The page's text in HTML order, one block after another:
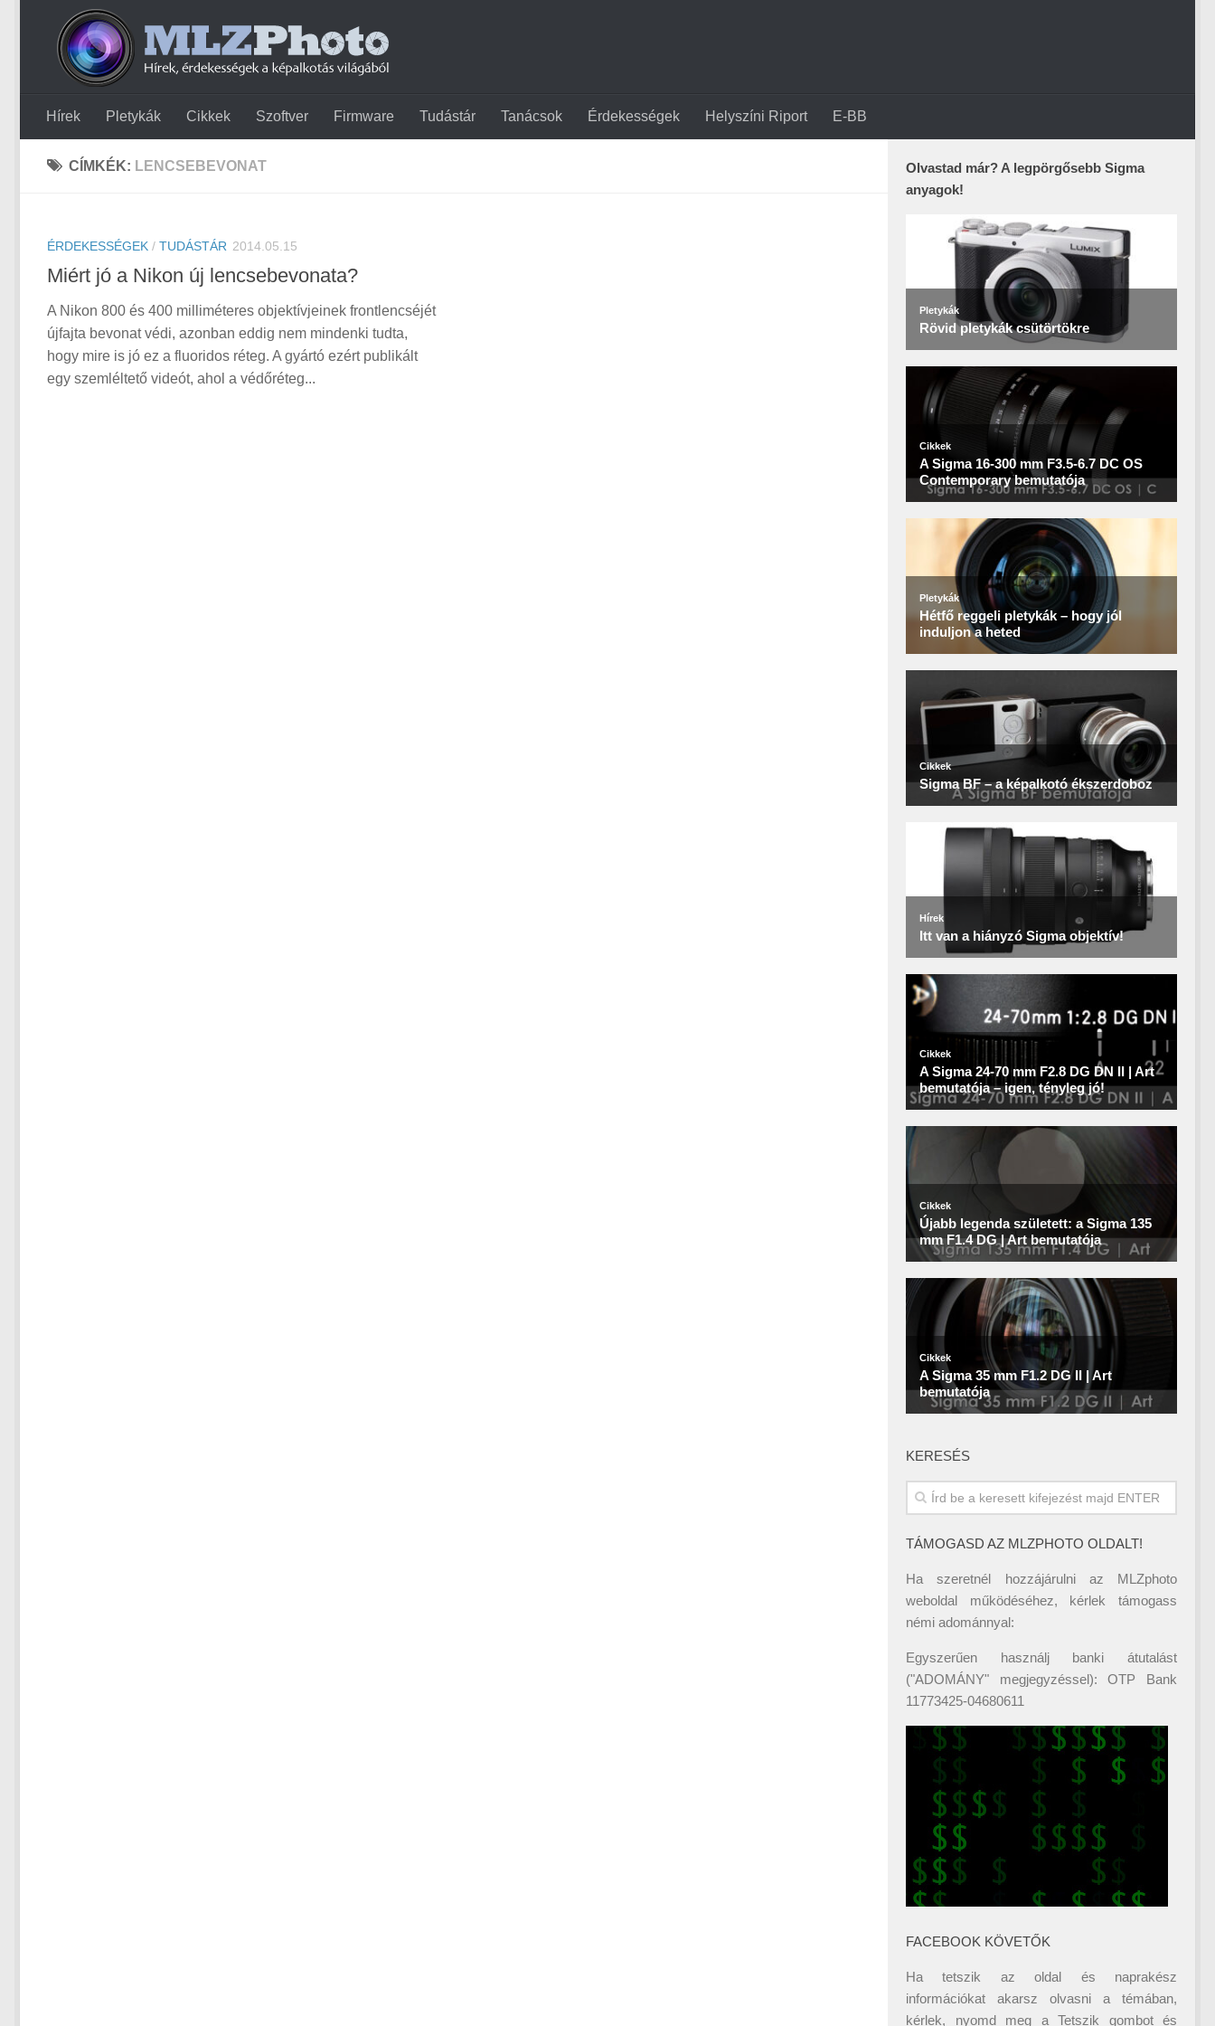
Hírek Pletykák Cikkek Szoftver Firmware Tudástár Tanácsok Érdekességek Helyszíni Riport E-BB
CÍMKÉK: LENCSEBEVONAT
ÉRDEKESSÉGEK / TUDÁSTÁR 2014.05.15
Miért jó a Nikon új lencsebevonata?
A Nikon 800 és 400 milliméteres objektívjeinek frontlencséjét
újfajta bevonat védi, azonban eddig nem mindenki tudta,
hogy mire is jó ez a fluoridos réteg. A gyártó ezért publikált
egy szemléltető videót, ahol a védőréteg...
Olvastad már? A legpörgősebb Sigma
anyagok!
KERESÉS
TÁMOGASD AZ MLZPHOTO OLDALT!
Ha szeretnél hozzájárulni az MLZphoto
weboldal működéséhez, kérlek támogass
némi adománnyal:
Egyszerűen használj banki átutalást
("ADOMÁNY" megjegyzéssel): OTP Bank
11773425-04680611
FACEBOOK KÖVETŐK
Ha tetszik az oldal és naprakész
információkat akarsz olvasni a témában,
kérlek, nyomd meg a Tetszik gombot és